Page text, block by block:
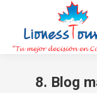
8. Blog